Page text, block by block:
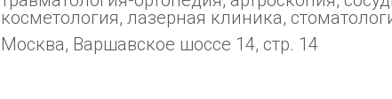
косметология, лазерная клиника,
Москва, Варшавское шоссе 14, стр. 14